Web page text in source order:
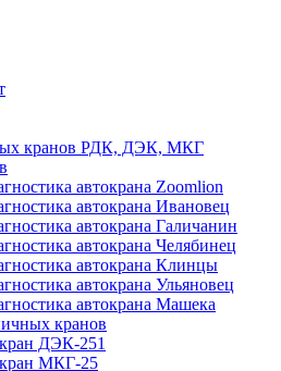
кранов РДК, ДЭК, МКГ
автокрана Zoomlion
автокрана Ивановец
автокрана Галичанин
автокрана Челябинец
автокрана Клинцы
автокрана Ульяновец
автокрана Машека
кранов
ДЭК-251
МКГ-25